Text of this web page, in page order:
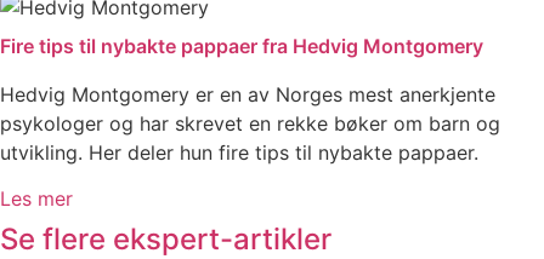
Fire tips til nybakte pappaer fra Hedvig Montgomery
Hedvig Montgomery er en av Norges mest anerkjente
psykologer og har skrevet en rekke bøker om barn og
utvikling. Her deler hun fire tips til nybakte pappaer.
Les mer
Se flere ekspert-artikler